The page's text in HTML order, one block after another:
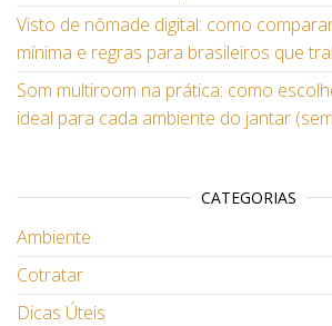
Visto de nômade digital: como
mínima e regras para brasileiros que
Som multiroom na prática: como
ideal para cada ambiente do jantar
CATEGORIAS
Ambiente
Cotratar
Dicas Úteis